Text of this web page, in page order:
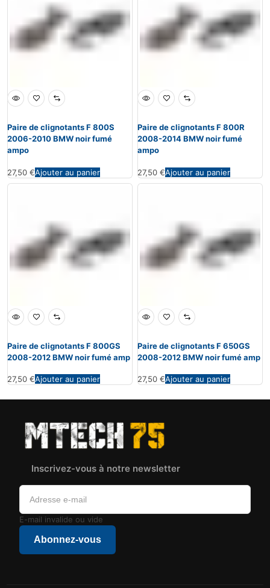
Paire de clignotants F 800S
2006-2010 BMW noir fumé
ampo
27,50 €Ajouter au panier
Paire de clignotants F 800R
2008-2014 BMW noir fumé
ampo
27,50 €Ajouter au panier
Paire de clignotants F 800GS
2008-2012 BMW noir fumé amp
27,50 €Ajouter au panier
Paire de clignotants F 650GS
2008-2012 BMW noir fumé amp
27,50 €Ajouter au panier
Inscrivez-vous à notre newsletter
E-mail invalide ou vide
Abonnez-vous